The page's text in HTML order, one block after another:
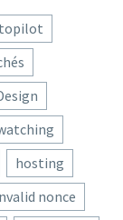
hosting
nonce